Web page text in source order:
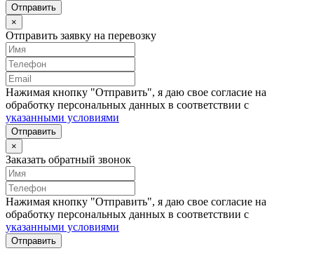
Отправить
×
Отправить заявку на перевозку
Нажимая кнопку "Отправить", я даю свое согласие на
обработку персональных данных в соответствии с
указанными условиями
Отправить
×
Заказать обратный звонок
Нажимая кнопку "Отправить", я даю свое согласие на
обработку персональных данных в соответствии с
указанными условиями
Отправить